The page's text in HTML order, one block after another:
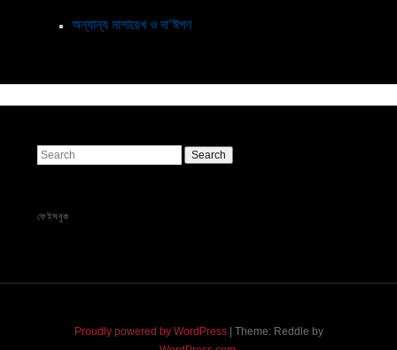
অন্যান্য মাশায়েখ ও দা’ঈগণ
Search
ফেইসবুক
Proudly powered by WordPress | Theme: Reddle by